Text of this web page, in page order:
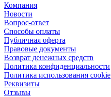
Компания
Новости
Вопрос-ответ
Способы оплаты
Публичная оферта
Правовые документы
Возврат денежных средств
Политика конфиденциальности
Политика использования cookie
Реквизиты
Отзывы